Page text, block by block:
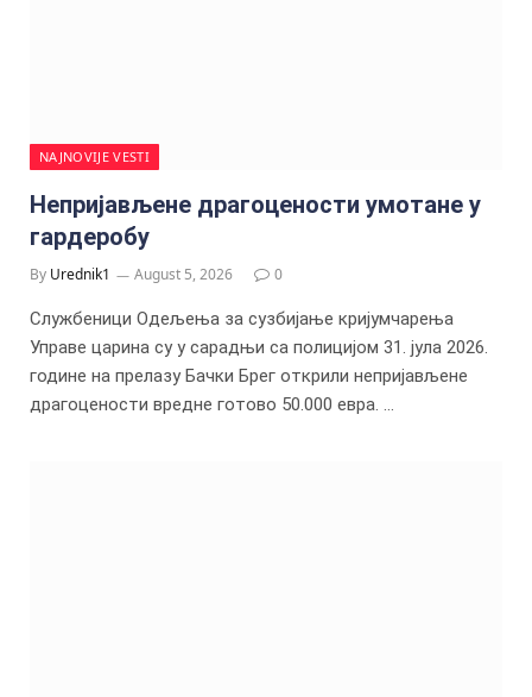
NAJNOVIJE VESTI
Непријављене драгоцености умотане у
гардеробу
By Urednik1 August 5, 2026 0
Службеници Одељења за сузбијање кријумчарења
Управе царина су у сарадњи са полицијом 31. јула 2026.
године на прелазу Бачки Брег открили непријављене
драгоцености вредне готово 50.000 евра. …